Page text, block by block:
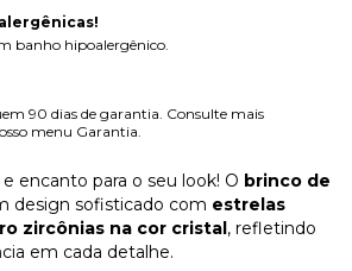
banho hipoalergênico.
90 dias de garantia. Consulte mais
menu Garantia.
encanto para o seu look! O brinco de
design sofisticado com estrelas
zircônias na cor cristal, refletindo
em cada detalhe.